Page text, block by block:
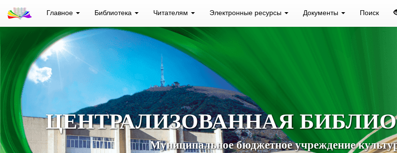
Главное Библиотека Читателям Электронные ресурсы Документы Поиск
ЦЕНТРАЛИЗОВАННАЯ
Муниципальное бюджетное учреждение